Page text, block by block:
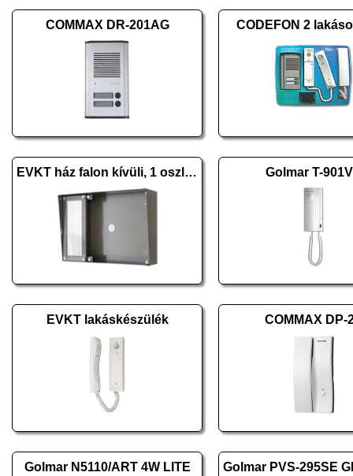
COMMAX DR-201AG CODEFON 2
EVKT ház falon kívüli, 1 oszlopos H Golmar T-
EVKT lakáskészülék COMMAX DP-
Golmar N5110/ART 4W LITE Golmar PVS-295SE